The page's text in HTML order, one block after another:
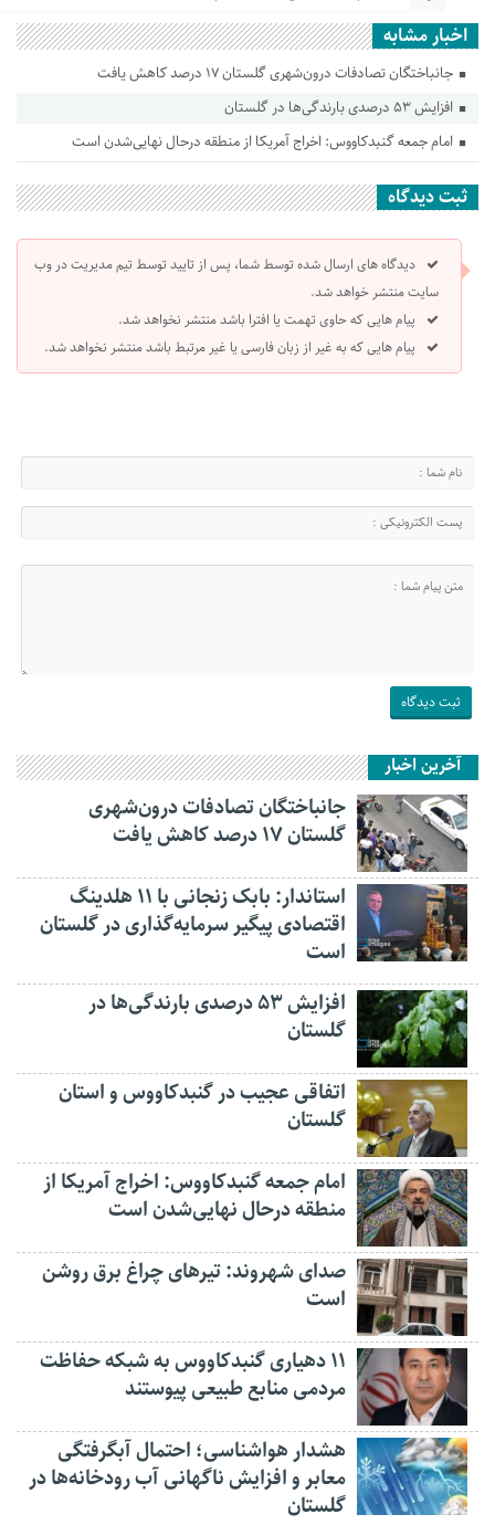
اخبار مشابه
جانباختگان تصادفات درون‌شهری گلستان ۱۷ درصد کاهش یافت
افزایش ۵۳ درصدی بارندگی‌ها در گلستان
امام جمعه گنبدکاووس: اخراج آمریکا از منطقه درحال نهایی‌شدن است
ثبت دیدگاه
دیدگاه های ارسال شده توسط شما، پس از تایید توسط تیم مدیریت در وب
سایت منتشر خواهد شد.
پیام هایی که حاوی تهمت یا افترا باشد منتشر نخواهد شد.
پیام هایی که به غیر از زبان فارسی یا غیر مرتبط باشد منتشر نخواهد شد.
آخرین اخبار
جانباختگان تصادفات درون‌شهری
گلستان ۱۷ درصد کاهش یافت
استاندار: بابک زنجانی با ۱۱ هلدینگ
اقتصادی پیگیر سرمایه‌گذاری در گلستان
است
افزایش ۵۳ درصدی بارندگی‌ها در
گلستان
اتفاقی عجیب در‌ گنبدکاووس و استان
گلستان
امام جمعه گنبدکاووس: اخراج آمریکا از
منطقه درحال نهایی‌شدن است
صدای شهروند: تیرهای چراغ برق روشن
است
۱۱ دهیاری گنبدکاووس به شبکه حفاظت
مردمی منابع طبیعی پیوستند
هشدار هواشناسی؛ احتمال آبگرفتگی
معابر و افزایش ناگهانی آب رودخانه‌ها در
گلستان